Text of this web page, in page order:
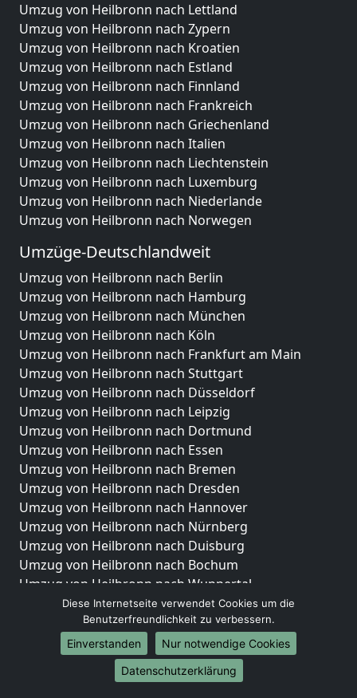
Umzug von Heilbronn nach Lettland
Umzug von Heilbronn nach Zypern
Umzug von Heilbronn nach Kroatien
Umzug von Heilbronn nach Estland
Umzug von Heilbronn nach Finnland
Umzug von Heilbronn nach Frankreich
Umzug von Heilbronn nach Griechenland
Umzug von Heilbronn nach Italien
Umzug von Heilbronn nach Liechtenstein
Umzug von Heilbronn nach Luxemburg
Umzug von Heilbronn nach Niederlande
Umzug von Heilbronn nach Norwegen
Umzüge-Deutschlandweit
Umzug von Heilbronn nach Berlin
Umzug von Heilbronn nach Hamburg
Umzug von Heilbronn nach München
Umzug von Heilbronn nach Köln
Umzug von Heilbronn nach Frankfurt am Main
Umzug von Heilbronn nach Stuttgart
Umzug von Heilbronn nach Düsseldorf
Umzug von Heilbronn nach Leipzig
Umzug von Heilbronn nach Dortmund
Umzug von Heilbronn nach Essen
Umzug von Heilbronn nach Bremen
Umzug von Heilbronn nach Dresden
Umzug von Heilbronn nach Hannover
Umzug von Heilbronn nach Nürnberg
Umzug von Heilbronn nach Duisburg
Umzug von Heilbronn nach Bochum
Umzug von Heilbronn nach Wuppertal
Umzug von Heilbronn nach Bielefeld
Umzug von Heilbronn nach Bonn
Umzug von Heilbronn nach Münster
Internationale-Umzüge
Diese Internetseite verwendet Cookies um die
Benutzerfreundlichkeit zu verbessern.
Einverstanden
Nur notwendige Cookies
Datenschutzerklärung